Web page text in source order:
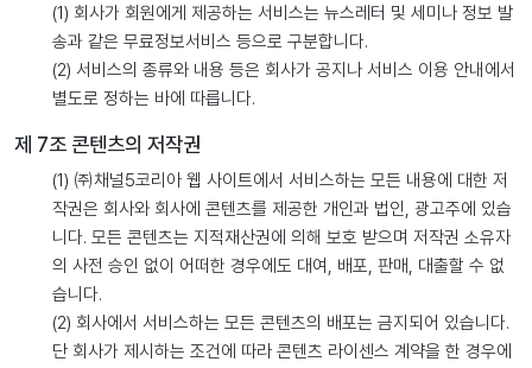
(1) 회사가 회원에게 제공하는 서비스는 뉴스레터 및 세미나 정보 발
송과 같은 무료정보서비스 등으로 구분합니다.
(2) 서비스의 종류와 내용 등은 회사가 공지나 서비스 이용 안내에서
별도로 정하는 바에 따릅니다.
제 7조 콘텐츠의 저작권
(1) ㈜채널5코리아 웹 사이트에서 서비스하는 모든 내용에 대한 저
작권은 회사와 회사에 콘텐츠를 제공한 개인과 법인, 광고주에 있습
니다. 모든 콘텐츠는 지적재산권에 의해 보호 받으며 저작권 소유자
의 사전 승인 없이 어떠한 경우에도 대여, 배포, 판매, 대출할 수 없
습니다.
(2) 회사에서 서비스하는 모든 콘텐츠의 배포는 금지되어 있습니다.
단 회사가 제시하는 조건에 따라 콘텐츠 라이센스 계약을 한 경우에